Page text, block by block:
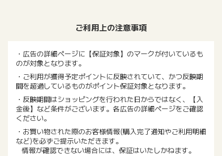
ご利用上の注意事項
・広告の詳細ページに【保証対象】のマークが付いているも
のが対象となります。
・ご利用が獲得予定ポイントに反映されていて、かつ反映期
間を超過しているものがポイント保証対象となります。
・反映期間はショッピングを行われた日からではなく、【入
金後】など条件がございます。各広告の詳細ページをご確認
ください。
・お買い物された際のお客様情報(購入完了通知やご利用明細
など)を必ずご提示いただきます。
情報が確認できない場合には、保証はいたしかねます。